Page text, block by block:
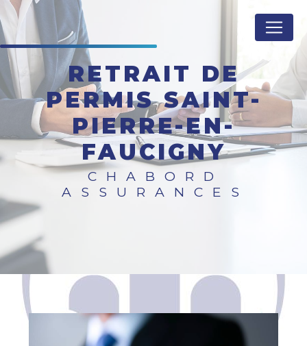
RETRAIT DE
PERMIS SAINT-
PIERRE-EN-
FAUCIGNY
CHABORD
ASSURANCES
Panneau de gestion des cookies